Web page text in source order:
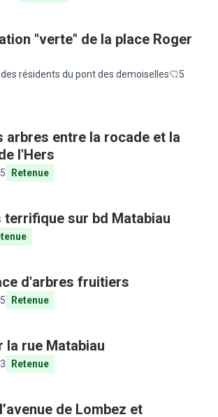
"verte" de la place Roger
résidents du pont des demoiselles
5
arbres entre la rocade et la
l'Hers
5 Retenue
terrifique sur bd Matabiau
d'arbres fruitiers
5 Retenue
la rue Matabiau
3 Retenue
de Lombez et